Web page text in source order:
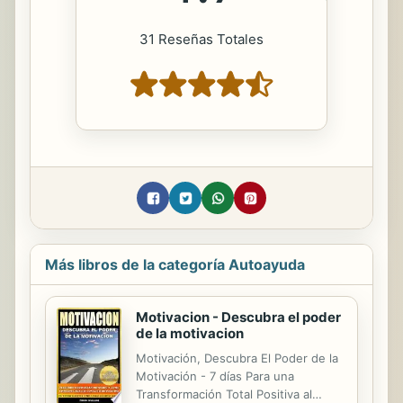
31 Reseñas Totales
Más libros de la categoría Autoayuda
Motivacion - Descubra el poder
de la motivacion
Motivación, Descubra El Poder de la
Motivación - 7 días Para una
Transformación Total Positiva al